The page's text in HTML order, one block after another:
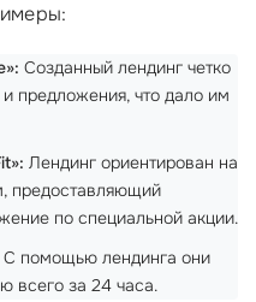
Созданный лендинг четко
предложения, что дало им
Лендинг ориентирован на
предоставляющий
по специальной акции.
С помощью лендинга они
всего за 24 часа.